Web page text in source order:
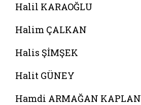
Halil KARAOĞLU
Halim ÇALKAN
Halis ŞİMŞEK
Halit GÜNEY
Hamdi ARMAĞAN KAPLAN